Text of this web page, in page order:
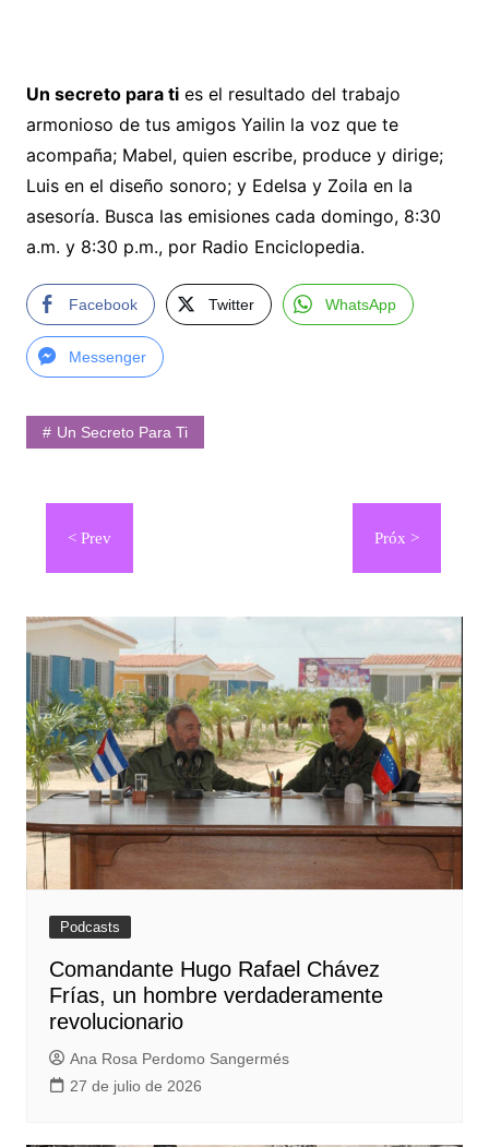
Un secreto para ties el resultado del trabajo
armonioso de tus amigos Yailin la voz que te
acompaña; Mabel, quien escribe, produce y dirige;
Luis en el diseño sonoro; y Edelsa y Zoila en la
asesoría. Busca las emisiones cada domingo, 8:30
a.m. y 8:30 p.m., por Radio Enciclopedia.
Facebook Twitter WhatsApp
Messenger
Un Secreto Para Ti
Navegación
entradas
Podcasts
Comandante Hugo Rafael Chávez
Frías, un hombre verdaderamente
revolucionario
Ana Rosa Perdomo Sangermés
27 de julio de 2026